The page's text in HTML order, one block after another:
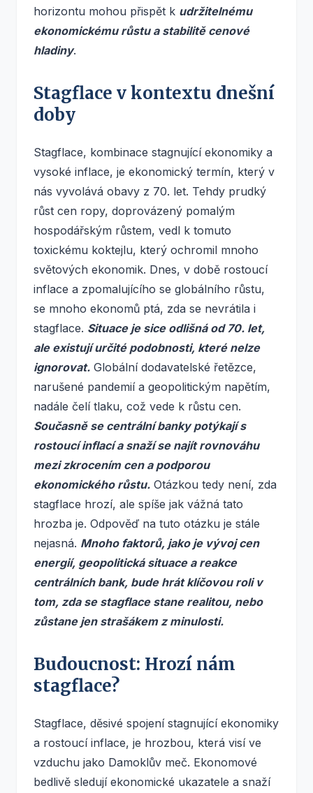
horizontu mohou přispět k udržitelnému
ekonomickému růstu a stabilitě cenové
hladiny.
Stagflace v kontextu dnešní
doby
Stagflace, kombinace stagnující ekonomiky a
vysoké inflace, je ekonomický termín, který v
nás vyvolává obavy z 70. let. Tehdy prudký
růst cen ropy, doprovázený pomalým
hospodářským růstem, vedl k tomuto
toxickému koktejlu, který ochromil mnoho
světových ekonomik. Dnes, v době rostoucí
inflace a zpomalujícího se globálního růstu,
se mnoho ekonomů ptá, zda se nevrátila i
stagflace. Situace je sice odlišná od 70. let,
ale existují určité podobnosti, které nelze
ignorovat. Globální dodavatelské řetězce,
narušené pandemií a geopolitickým napětím,
nadále čelí tlaku, což vede k růstu cen.
Současně se centrální banky potýkají s
rostoucí inflací a snaží se najít rovnováhu
mezi zkrocením cen a podporou
ekonomického růstu. Otázkou tedy není, zda
stagflace hrozí, ale spíše jak vážná tato
hrozba je. Odpověď na tuto otázku je stále
nejasná. Mnoho faktorů, jako je vývoj cen
energií, geopolitická situace a reakce
centrálních bank, bude hrát klíčovou roli v
tom, zda se stagflace stane realitou, nebo
zůstane jen strašákem z minulosti.
Budoucnost: Hrozí nám
stagflace?
Stagflace, děsivé spojení stagnující ekonomiky
a rostoucí inflace, je hrozbou, která visí ve
vzduchu jako Damoklův meč. Ekonomové
bedlivě sledují ekonomické ukazatele a snaží